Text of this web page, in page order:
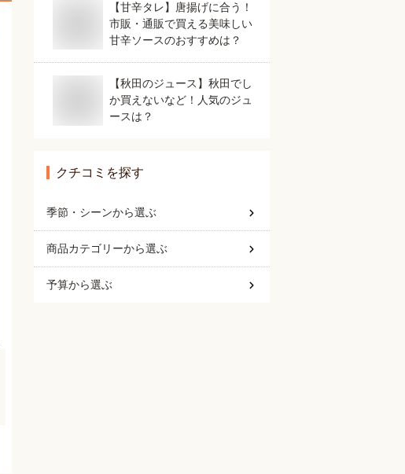
【甘辛タレ】唐揚げに合う！
市販・通販で買える美味しい
甘辛ソースのおすすめは？
【秋田のジュース】秋田でし
か買えないなど！人気のジュ
ースは？
クチコミを探す
季節・シーンから選ぶ
商品カテゴリーから選ぶ
予算から選ぶ